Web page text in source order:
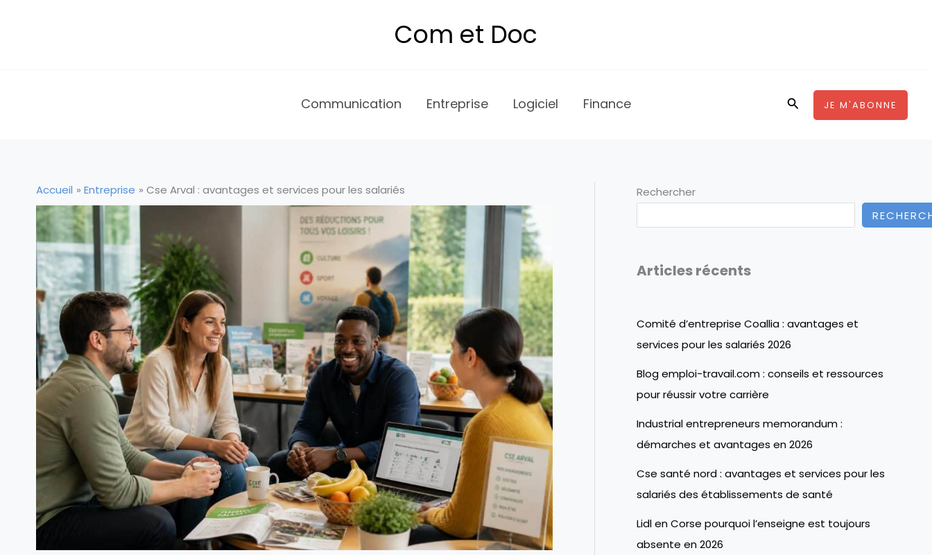
Com et Doc
Communication Entreprise Logiciel Finance RechercherJE M'ABONNE
Accueil Entreprise Cse Arval : avantages et services pour les salariés
Rechercher
Articles récents
Comité d’entreprise Coallia : avantages et
services pour les salariés 2026
Blog emploi-travail.com : conseils et ressources
pour réussir votre carrière
Industrial entrepreneurs memorandum :
démarches et avantages en 2026
Cse santé nord : avantages et services pour les
salariés des établissements de santé
Lidl en Corse pourquoi l’enseigne est toujours
absente en 2026